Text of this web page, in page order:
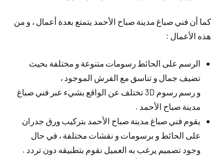
كما أن فني صباغ مدينة صباح الأحمد يتمتع بعدة أعمال ، و من
هذه الأعمال :
الرسم على الحائط رسومات متنوعة و مختلفة بحيث
تضيف جمال و تناسق مع الفرش الموجود ،
و رسم رسوم 3D تختلف عن الواقع بشيء عبر فني صباغ
مدينة صباح الأحمد .
يقوم فني صباغ مدينة صباح الأحمد بتركيب ورق جدران
على الحائط و برسومات و نقشات مختلفة ، في حال
وجود تصميم يرغب به العميل نقوم بتطبيقه دون تردد .